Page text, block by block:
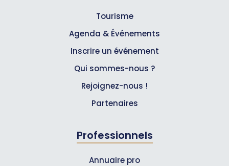
Tourisme
Agenda & Événements
Inscrire un événement
Qui sommes-nous ?
Rejoignez-nous !
Partenaires
Professionnels
Annuaire pro